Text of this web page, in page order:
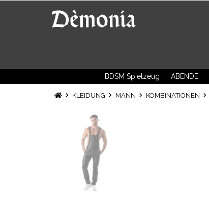
BDSM Spielzeug ABENDE
KLEIDUNG MANN KOMBINATIONEN